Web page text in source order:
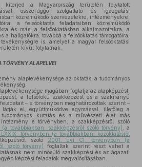
kiterjed a Magyarország területén folytatott
összefüggő szolgáltató és igazgatási
közreműködő szervezetekre, intézményekre,
a felsőoktatás feladataiban közreműködő
és más, a felsőoktatásban alkalmazottakra, a
a hallgatókra, továbbá a felsőoktatás támogatóira,
is, amelyet a magyar felsőoktatási
kívül folytatnak.
TÖRVÉNY ALAPELVEI
alaptevékenysége az oktatás, a tudományos
magában foglalja az alapképzést,
a felsőfokú szakképzést és a szakirányú
– e törvényben meghatározottak szerint –
el, együttműködve egymással, illetőleg a
kutatás és a művészeti élet más
e törvényben, a szakképzésről szóló
továbbiakban: szakképzésről szóló törvény) , a
törvényben (a továbbiakban: közoktatásról
szóló 2001. évi CI. törvényben (a
szóló törvény)
foglaltak szerint részt vehet a
nem minősülő szakképzési és az ágazati
képzési feladatok megvalósításában.